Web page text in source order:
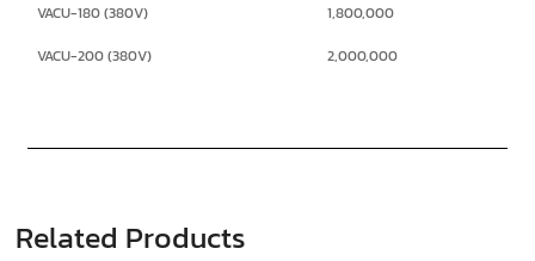
VACU-180 (380V)
1,800,000
VACU-200 (380V)
2,000,000
Related Products